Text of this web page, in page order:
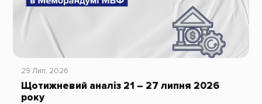
29 Лип, 2026
Щотижневий аналіз 21 – 27 липня 2026
року